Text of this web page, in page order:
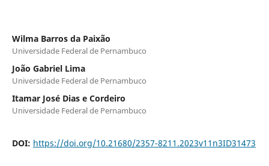
Wilma Barros da Paixão
Universidade Federal de Pernambuco
João Gabriel Lima
Universidade Federal de Pernambuco
Itamar José Dias e Cordeiro
Universidade Federal de Pernambuco
DOI: https://doi.org/10.21680/2357-8211.2023v11n3ID31473